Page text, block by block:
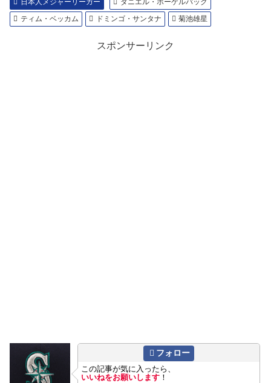
ティム・ベッカム
ドミンゴ・サンタナ 菊池雄星
スポンサーリンク
フォロー
この記事が気に入ったら、
いいねをお願いします ！